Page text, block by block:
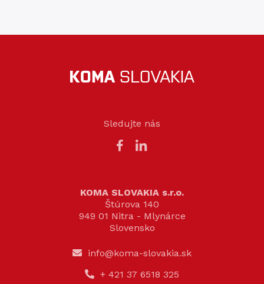
Sledujte nás
KOMA SLOVAKIA s.r.o.
Štúrova 140
949 01 Nitra - Mlynárce
Slovensko
info@koma-slovakia.sk
+ 421 37 6518 325